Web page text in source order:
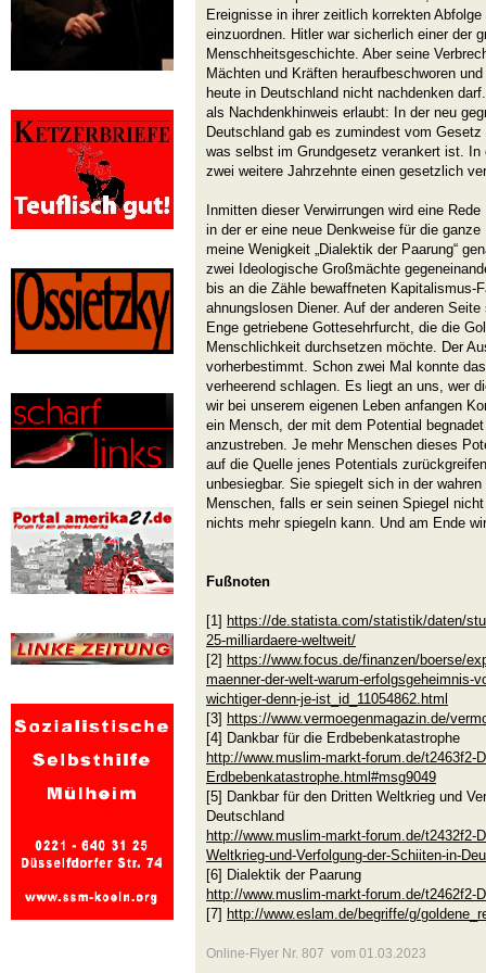
Ereignisse in ihrer zeitlich korrekten
einzuordnen. Hitler war sicherlich einer der
Menschheitsgeschichte. Aber seine
Mächten und Kräften heraufbeschworen
heute in Deutschland nicht nachdenken
als Nachdenkhinweis erlaubt: In der neu
Deutschland gab es zumindest vom
was selbst im Grundgesetz verankert ist. In
zwei weitere Jahrzehnte einen gesetzlich
Inmitten dieser Verwirrungen wird eine
in der er eine neue Denkweise für die
meine Wenigkeit „Dialektik der Paarung“
zwei Ideologische Großmächte
bis an die Zähle bewaffneten Kapitalismus-
ahnungslosen Diener. Auf der anderen
Enge getriebene Gottesehrfurcht, die die
Menschlichkeit durchsetzen möchte. Der
vorherbestimmt. Schon zwei Mal konnte
verheerend schlagen. Es liegt an uns, wer
wir bei unserem eigenen Leben anfangen
ein Mensch, der mit dem Potential
anzustreben. Je mehr Menschen dieses
auf die Quelle jenes Potentials
unbesiegbar. Sie spiegelt sich in der
Menschen, falls er sein seinen Spiegel
nichts mehr spiegeln kann. Und am Ende
Fußnoten
[1] https://de.statista.com/statistik/daten/
25-milliardaere-weltweit/
[2] https://www.focus.de/finanzen/boerse/
maenner-der-welt-warum-erfolgsgeheimnis-
wichtiger-denn-je-ist_id_11054862.html
[3] https://www.vermoegenmagazin.de/
[4] Dankbar für die Erdbebenkatastrophe
http://www.muslim-markt-forum.de/t2463f2-
Erdbebenkatastrophe.html#msg9049
[5] Dankbar für den Dritten Weltkrieg und
Deutschland
http://www.muslim-markt-forum.de/t2432f2-
Weltkrieg-und-Verfolgung-der-Schiiten-in-
[6] Dialektik der Paarung
http://www.muslim-markt-forum.de/t2462f2-
[7] http://www.eslam.de/begriffe/g/
Online-Flyer Nr. 807 vom 01.03.2023